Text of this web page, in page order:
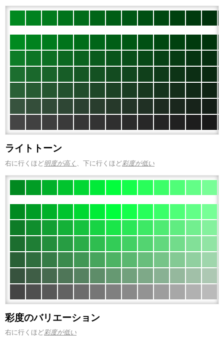
ライトトーン
右に行くほど明度が高く 、下に行くほど彩度が低い
彩度のバリエーション
右に行くほど彩度が低い